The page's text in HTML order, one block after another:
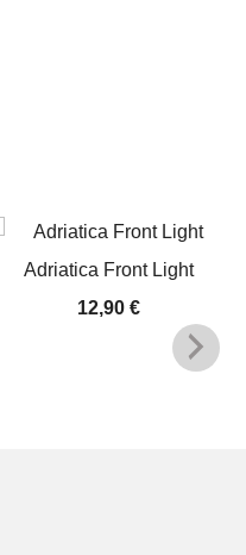
Adriatica Front Light
12,90 €